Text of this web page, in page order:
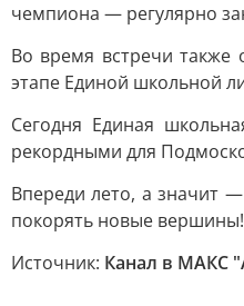
чемпиона — регулярно
Во время встречи также
этапе Единой школьной
Сегодня Единая
рекордными для
Впереди лето, а значит
покорять новые вершины!
Источник: Канал в МАКС